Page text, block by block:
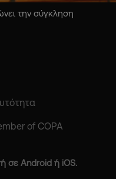
την σύγκληση
of COPA
σε Android ή iOS.